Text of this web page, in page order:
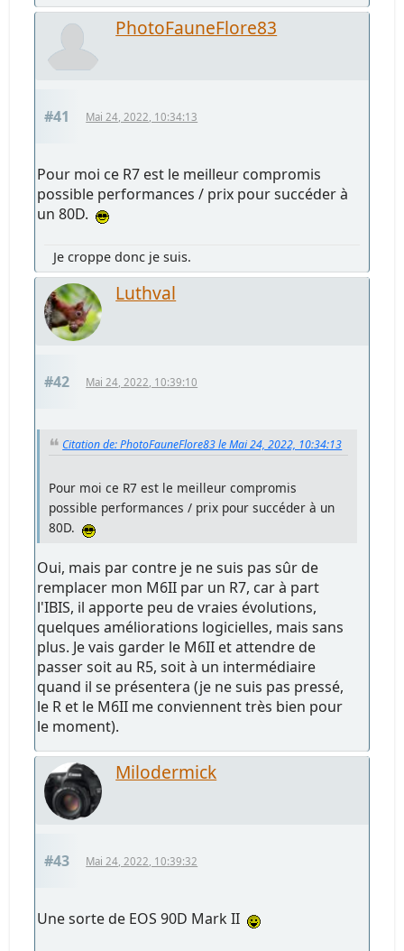
PhotoFauneFlore83
#41 Mai 24, 2022, 10:34:13
Pour moi ce R7 est le meilleur compromis
possible performances / prix pour succéder à
un 80D.
Je croppe donc je suis.
Luthval
#42 Mai 24, 2022, 10:39:10
Citation de: PhotoFauneFlore83 le Mai 24, 2022, 10:34:13
Pour moi ce R7 est le meilleur compromis
possible performances / prix pour succéder à un
80D.
Oui, mais par contre je ne suis pas sûr de
remplacer mon M6II par un R7, car à part
l'IBIS, il apporte peu de vraies évolutions,
quelques améliorations logicielles, mais sans
plus. Je vais garder le M6II et attendre de
passer soit au R5, soit à un intermédiaire
quand il se présentera (je ne suis pas pressé,
le R et le M6II me conviennent très bien pour
le moment).
Milodermick
#43 Mai 24, 2022, 10:39:32
Une sorte de EOS 90D Mark II